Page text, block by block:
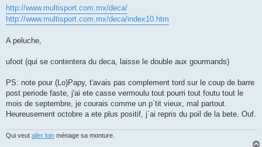
http://www.multisport.com.mx/deca/
http://www.multisport.com.mx/deca/index10.htm
A peluche,
ufoot (qui se contentera du deca, laisse le double aux gourmands)
PS: note pour (Lo)Papy, t'avais pas complement tord sur le coup de barre
post periode faste, j'ai ete casse vermoulu tout pourri tout foutu tout le
mois de septembre, je courais comme un p´tit vieux, mal partout.
Heureusement octobre a ete plus positif, j´ai repris du poil de la bete. Ouf.
Qui veut aller loin ménage sa monture.